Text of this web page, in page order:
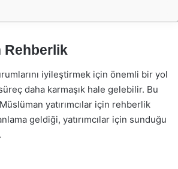
Rehberlik
iyileştirmek için önemli bir yol
daha karmaşık hale gelebilir. Bu
yatırımcılar için rehberlik
geldiği, yatırımcılar için sunduğu